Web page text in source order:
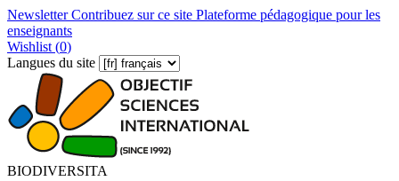
NewsletterContribuez sur ce site Plateforme pédagogique pour les
enseignants
Wishlist (0)
Langues du site
BIODIVERSITA